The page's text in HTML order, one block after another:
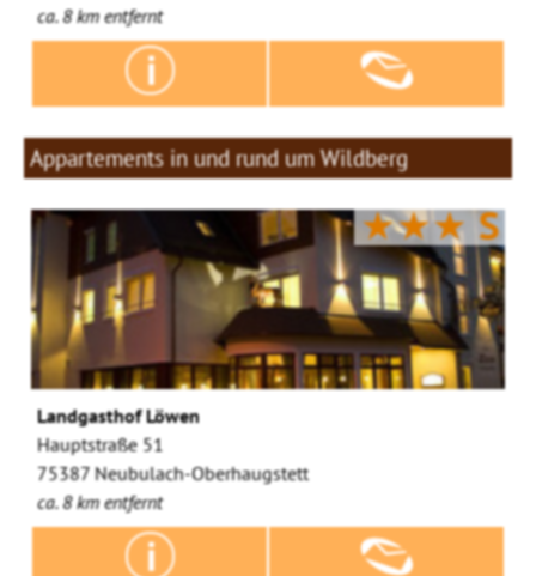
ca. 8 km entfernt
Appartements in und rund um Wildberg
★★★S
Landgasthof Löwen
Hauptstraße 51
75387 Neubulach-Oberhaugstett
ca. 8 km entfernt